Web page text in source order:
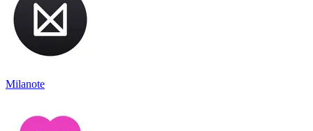
Milanote